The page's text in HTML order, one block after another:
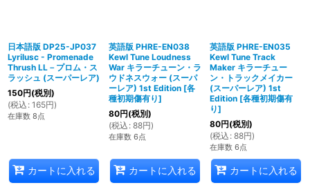
日本語版 DP25-JP037
Lyrilusc - Promenade
Thrush LL－プロム・ス
ラッシュ (スーパーレア)
150円(税別)
(税込 : 165円)
在庫数 8点
カートに入れる
英語版 PHRE-EN038
Kewl Tune Loudness
War キラーチューン・ラ
ウドネスウォー (スーパ
ーレア) 1st Edition [各
種初期傷有り]
80円(税別)
(税込 : 88円)
在庫数 6点
カートに入れる
英語版 PHRE-EN035
Kewl Tune Track
Maker キラーチュー
ン・トラックメイカー
(スーパーレア) 1st
Edition [各種初期傷有
り]
80円(税別)
(税込 : 88円)
在庫数 6点
カートに入れる